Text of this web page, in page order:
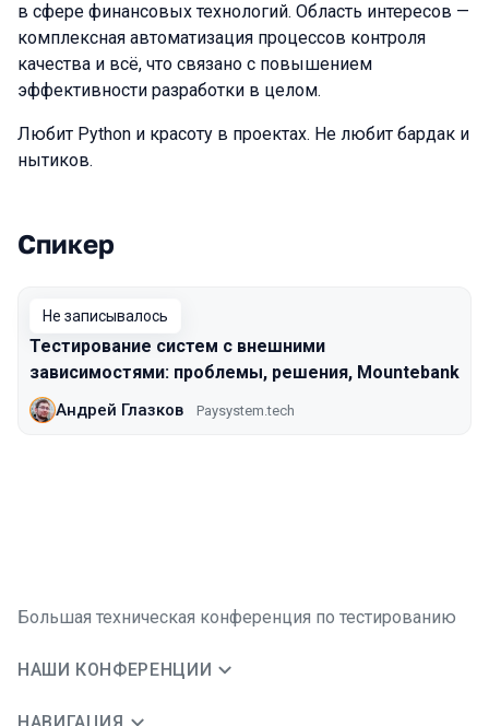
в сфере финансовых технологий. Область интересов —
комплексная автоматизация процессов контроля
качества и всё, что связано с повышением
эффективности разработки в целом.
Любит Python и красоту в проектах. Не любит бардак и
нытиков.
Выступления в сезоне 2018 Moscow
Спикер
Не записывалось
Тестирование систем с внешними
зависимостями: проблемы, решения, Mountebank
Андрей Глазков Paysystem.tech
Большая техническая конференция по тестированию
НАШИ КОНФЕРЕНЦИИ